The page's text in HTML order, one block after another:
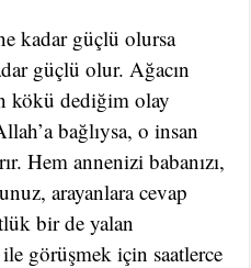
kadar güçlü olursa
güçlü olur. Ağacın
kökü dediğim olay
bağlıysa, o insan
Hem annenizi babanızı,
arayanlara cevap
bir de yalan
görüşmek için saatlerce